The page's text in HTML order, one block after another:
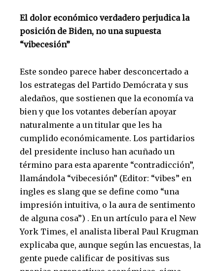
El dolor económico verdadero perjudica la
posición de Biden, no una supuesta
“vibecesión”
Este sondeo parece haber desconcertado a
los estrategas del Partido Demócrata y sus
aledaños, que sostienen que la economía va
bien y que los votantes deberían apoyar
naturalmente a un titular que les ha
cumplido económicamente. Los partidarios
del presidente incluso han acuñado un
término para esta aparente “contradicción”,
llamándola “vibecesión” (Editor: “vibes” en
ingles es slang que se define como “una
impresión intuitiva, o la aura de sentimento
de alguna cosa”) . En un artículo para el New
York Times, el analista liberal Paul Krugman
explicaba que, aunque según las encuestas, la
gente puede calificar de positivas sus